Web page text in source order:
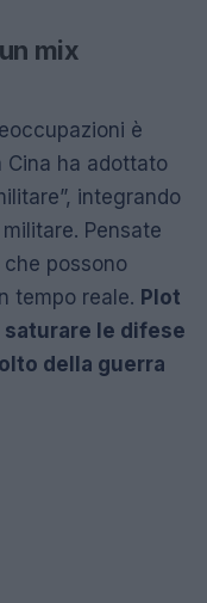
mix
è
Cina ha adottato
integrando
Pensate
possono
tempo reale. Plot
le difese
della guerra